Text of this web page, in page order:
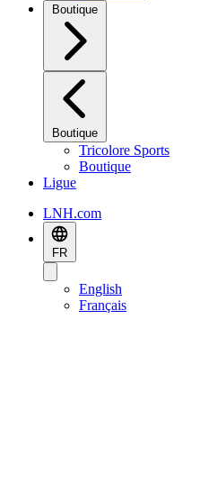
Boutique
Boutique
Tricolore Sports
Boutique
Ligue
LNH.com
FR
English
Français